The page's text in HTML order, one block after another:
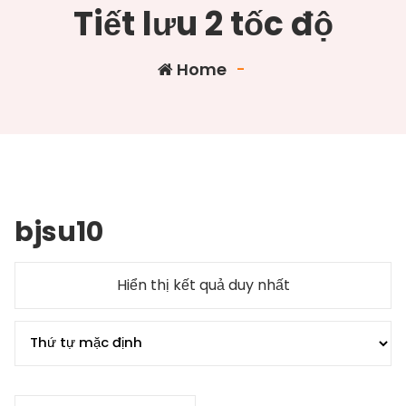
Tiết lưu 2 tốc độ
Home -
bjsu10
Hiển thị kết quả duy nhất